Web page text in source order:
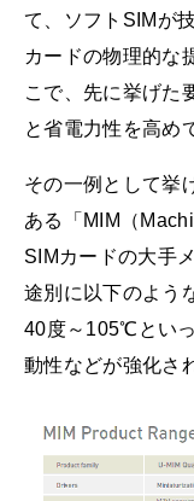
て、ソフトSIMが
カードの物理的な
こで、先に挙げ
と省電力性を高め
その一例として挙
ある「MIM（
SIMカードの大手
途別に以下のよう
40度～105℃とい
動性などが強化さ